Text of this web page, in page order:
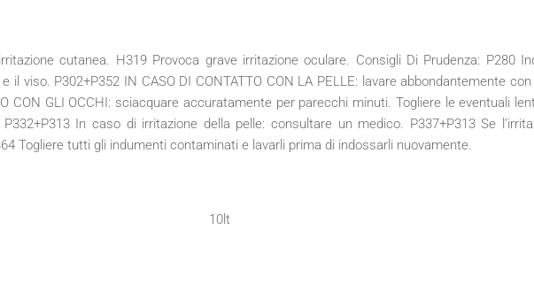
cutanea. H319 Provoca grave irritazione oculare. Consigli Di Prudenza: P280
viso. P302+P352 IN CASO DI CONTATTO CON LA PELLE: lavare abbondantemente
CON GLI OCCHI: sciacquare accuratamente per parecchi minuti. Togliere le eventuali
In caso di irritazione della pelle: consultare un medico. P337+P313 Se
Togliere tutti gli indumenti contaminati e lavarli prima di indossarli nuovamente.
10lt